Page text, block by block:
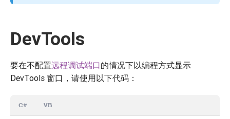
DevTools
要在不配置远程调试端口的情况下以编程方式显示
DevTools 窗口，请使用以下代码：
C# VB